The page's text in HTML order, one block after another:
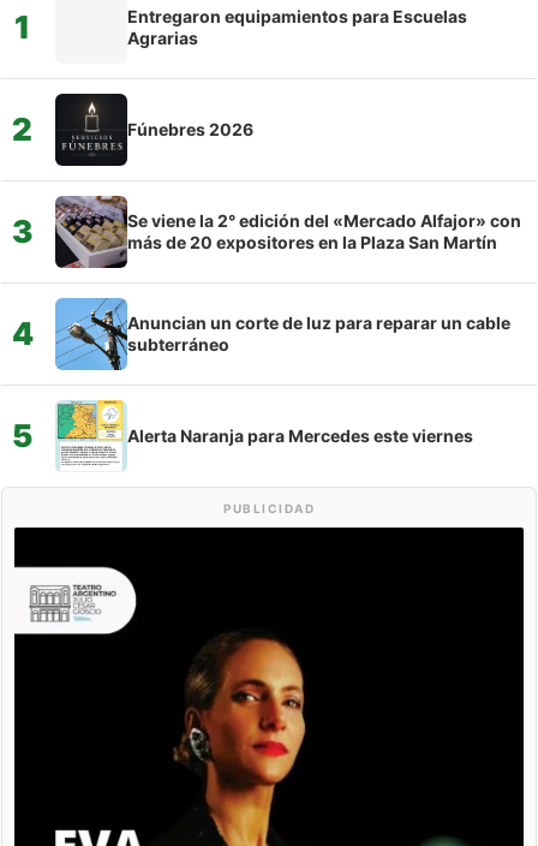
1
Entregaron equipamientos para Escuelas
Agrarias
2 Fúnebres 2026
3
Se viene la 2° edición del «Mercado Alfajor» con
más de 20 expositores en la Plaza San Martín
4
Anuncian un corte de luz para reparar un cable
subterráneo
5 Alerta Naranja para Mercedes este viernes
PUBLICIDAD